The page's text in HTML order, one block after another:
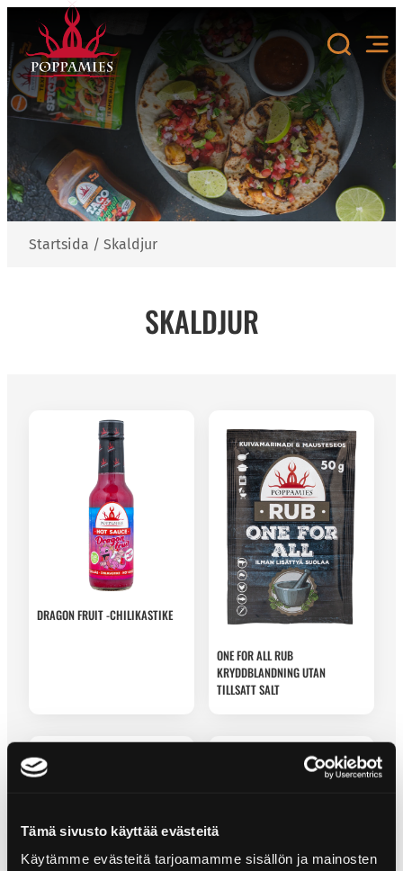
Tämä sivusto käyttää evästeitä
Käytämme evästeitä tarjoamamme sisällön ja mainosten
innehåll
Startsida / Skaldjur
SKALDJUR
DRAGON FRUIT -CHILIKASTIKE
ONE FOR ALL RUB
KRYDDBLANDNING UTAN
TILLSATT SALT